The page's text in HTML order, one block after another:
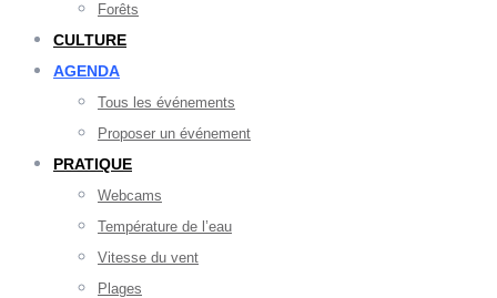
Forêts
CULTURE
AGENDA
Tous les événements
Proposer un événement
PRATIQUE
Webcams
Température de l’eau
Vitesse du vent
Plages